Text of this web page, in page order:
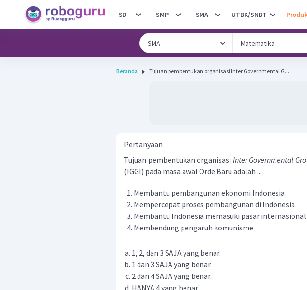
SD SMP SMA UTBK/SNBT
Beranda Tujuan pembentukan organisasi Inter Governmental G...
Pertanyaan
Tujuan pembentukan organisasi Inter Governmental
(IGGI) pada masa awal Orde Baru adalah ...
Membantu pembangunan ekonomi Indonesia
Mempercepat proses pembangunan di Indonesia
Membantu Indonesia memasuki pasar internasional
Membendung pengaruh komunisme
1, 2, dan 3 SAJA yang benar.
1 dan 3 SAJA yang benar.
2 dan 4 SAJA yang benar.
HANYA 4 yang benar.